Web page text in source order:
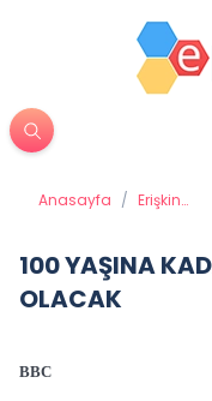
Anasayfa / Erişkin
100 YAŞINA
OLACAK
BBC